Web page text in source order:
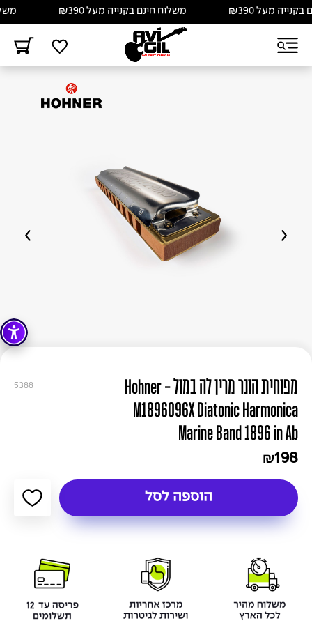
מעל ₪390 משלוח חינם בקנייה מעל ₪390
5388
מפוחית הונר מרין לה במול - Hohner
M1896096X Diatonic Harmonica
Marine Band 1896 in Ab
₪198
הוספה לסל